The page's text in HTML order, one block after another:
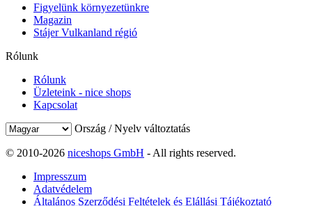
Figyelünk környezetünkre
Magazin
Stájer Vulkanland régió
Rólunk
Rólunk
Üzleteink - nice shops
Kapcsolat
Ország / Nyelv változtatás
© 2010-2026 niceshops GmbH - All rights reserved.
Impresszum
Adatvédelem
Általános Szerződési Feltételek és Elállási Tájékoztató